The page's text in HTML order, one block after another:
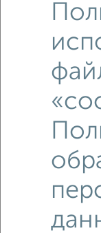
Рядом, с
Недалеко от
1‑комнатные
Поиск по схожим
Советский район